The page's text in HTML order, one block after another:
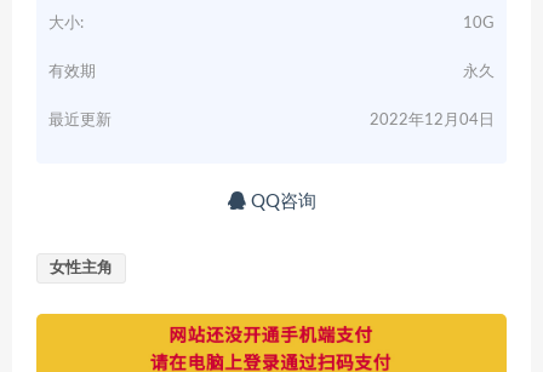
大小: 10G
有效期 永久
最近更新 2022年12月04日
QQ咨询
女性主角